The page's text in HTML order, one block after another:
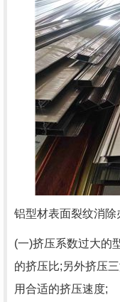
铝型材表面裂纹消除
(一)挤压系数过大的
的挤压比;另外挤压
用合适的挤压速度;